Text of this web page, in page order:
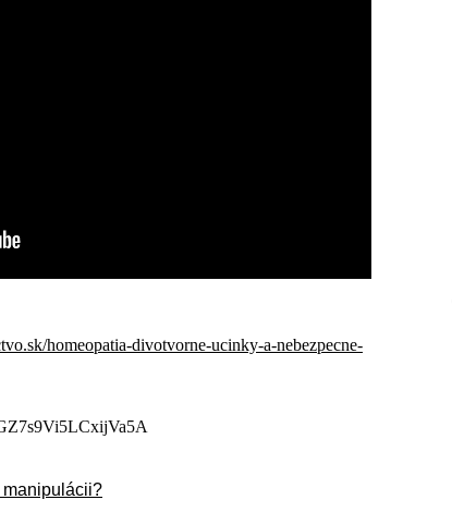
homeopatia-divotvorne-ucinky-a-nebezpecne-
manipulácii?